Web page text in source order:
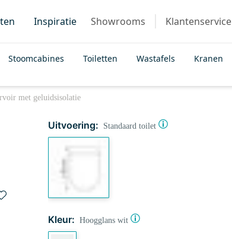
Inspiratie Showrooms Klantenservice
Stoomcabines Toiletten Wastafels Kranen
met geluidsisolatie
Uitvoering: Standaard toilet
Kleur: Hoogglans wit